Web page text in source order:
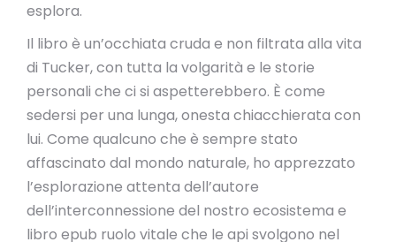
esplora.
Il libro è un’occhiata cruda e non filtrata alla vita
di Tucker, con tutta la volgarità e le storie
personali che ci si aspetterebbero. È come
sedersi per una lunga, onesta chiacchierata con
lui. Come qualcuno che è sempre stato
affascinato dal mondo naturale, ho apprezzato
l’esplorazione attenta dell’autore
dell’interconnessione del nostro ecosistema e
libro epub ruolo vitale che le api svolgono nel